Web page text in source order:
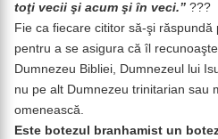
toţi vecii şi acum şi în veci.” ???
Fie ca fiecare cititor să-şi
pentru a se asigura că îl
Dumnezeu Bibliei, Dumnezeul lui
nu pe alt Dumnezeu trinitarian sau
omenească.
Este botezul branhamist un